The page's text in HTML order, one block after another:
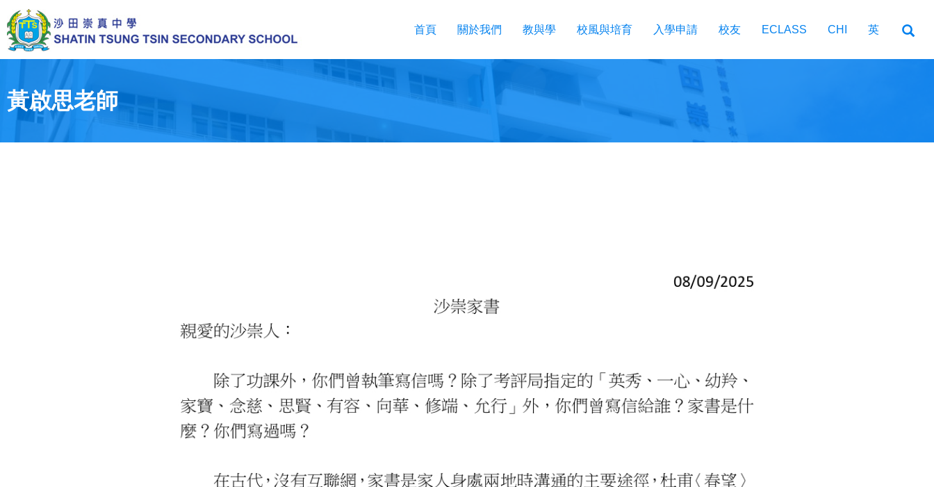
main
content
首頁 關於我們 教與學 校風與培育 入學申請 校友 ECLASS CHI 英
黃啟思老師